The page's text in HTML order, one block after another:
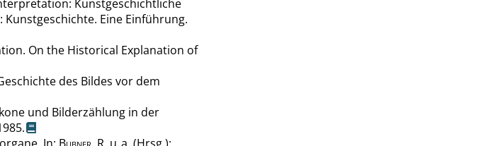
Kunstgeschichtliche
Kunstgeschichte. Eine Einführung.
On the Historical Explanation of
des Bildes vor dem
und Bilderzählung in der